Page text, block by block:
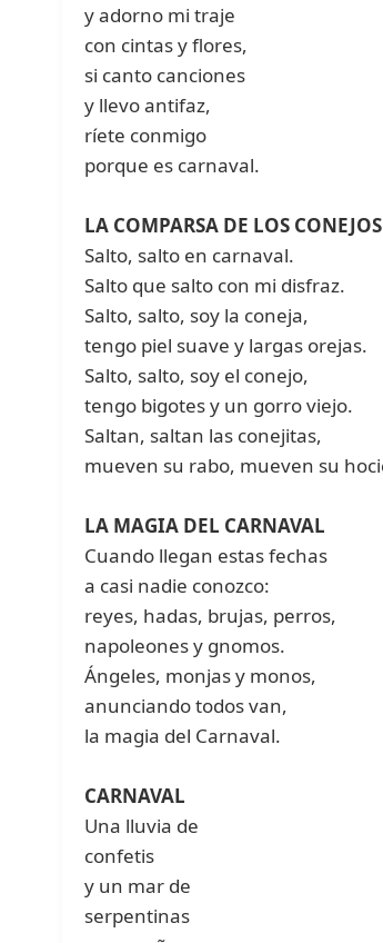
y adorno mi traje
con cintas y flores,
si canto canciones
y llevo antifaz,
ríete conmigo
porque es carnaval.
LA COMPARSA DE LOS CONEJOS
Salto, salto en carnaval.
Salto que salto con mi disfraz.
Salto, salto, soy la coneja,
tengo piel suave y largas orejas.
Salto, salto, soy el conejo,
tengo bigotes y un gorro viejo.
Saltan, saltan las conejitas,
mueven su rabo, mueven su
LA MAGIA DEL CARNAVAL
Cuando llegan estas fechas
a casi nadie conozco:
reyes, hadas, brujas, perros,
napoleones y gnomos.
Ángeles, monjas y monos,
anunciando todos van,
la magia del Carnaval.
CARNAVAL
Una lluvia de
confetis
y un mar de
serpentinas